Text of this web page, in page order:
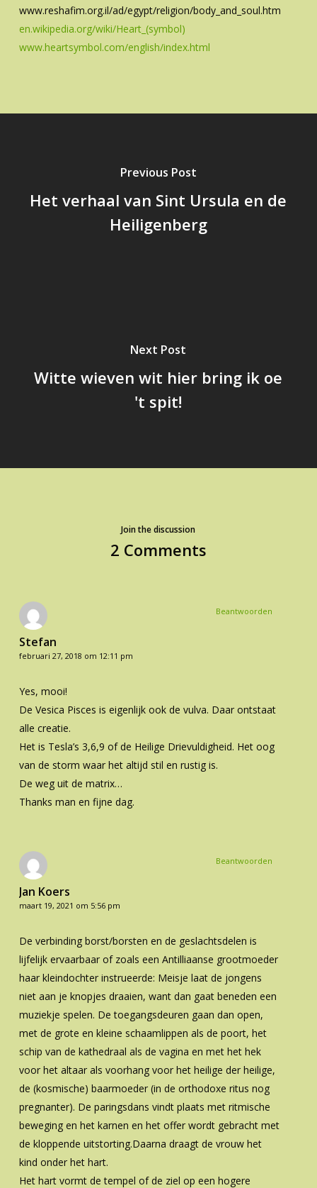
www.reshafim.org.il/ad/egypt/religion/body_and_soul.htm
en.wikipedia.org/wiki/Heart_(symbol)
www.heartsymbol.com/english/index.html
Previous Post
Het verhaal van Sint Ursula en de
Heiligenberg
Next Post
Witte wieven wit hier bring ik oe
't spit!
Join the discussion
2 Comments
Stefan
februari 27, 2018 om 12:11 pm
Yes, mooi!
De Vesica Pisces is eigenlijk ook de vulva. Daar ontstaat
alle creatie.
Het is Tesla’s 3,6,9 of de Heilige Drievuldigheid. Het oog
van de storm waar het altijd stil en rustig is.
De weg uit de matrix…
Thanks man en fijne dag.
Beantwoorden
Jan Koers
maart 19, 2021 om 5:56 pm
De verbinding borst/borsten en de geslachtsdelen is
lijfelijk ervaarbaar of zoals een Antilliaanse grootmoeder
haar kleindochter instrueerde: Meisje laat de jongens
niet aan je knopjes draaien, want dan gaat beneden een
muziekje spelen. De toegangsdeuren gaan dan open,
met de grote en kleine schaamlippen als de poort, het
schip van de kathedraal als de vagina en met het hek
voor het altaar als voorhang voor het heilige der heilige,
de (kosmische) baarmoeder (in de orthodoxe ritus nog
pregnanter). De paringsdans vindt plaats met ritmische
beweging en het karnen en het offer wordt gebracht met
de kloppende uitstorting.Daarna draagt de vrouw het
kind onder het hart.
Het hart vormt de tempel of de ziel op een hogere
Beantwoorden